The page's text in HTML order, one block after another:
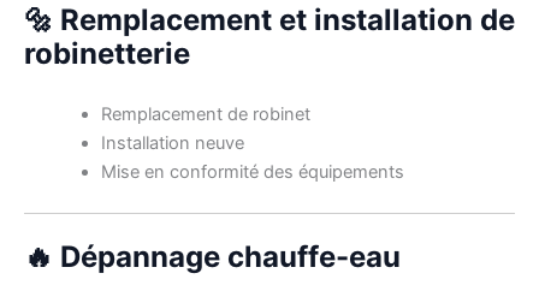
🔩 Remplacement et installation de
robinetterie
Remplacement de robinet
Installation neuve
Mise en conformité des équipements
🔥 Dépannage chauffe-eau